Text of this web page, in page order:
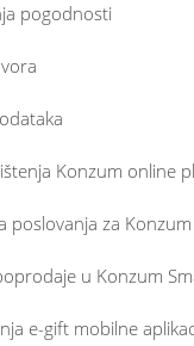
pogodnosti
Konzum online
poslovanja za
u Konzum
e-gift mobilne